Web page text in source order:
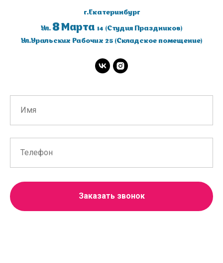
г.Екатеринбург
Ул. 8 Марта 14 (Студия Праздников)
Ул.Уральских Рабочих 25 (Складское помещение)
Заказать звонок